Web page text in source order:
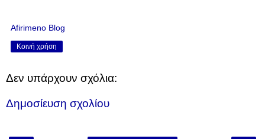
Afirimeno Blog
Κοινή χρήση
Δεν υπάρχουν σχόλια:
Δημοσίευση σχολίου